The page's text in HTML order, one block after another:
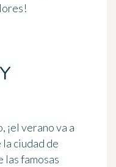
¡el verano va a
ciudad de
las famosas